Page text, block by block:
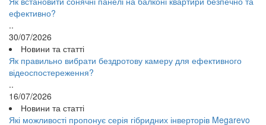
ефективно?
..
30/07/2026
Новини та статті
Як правильно вибрати бездротову камеру для ефективного
відеоспостереження?
..
16/07/2026
Новини та статті
Які можливості пропонує серія гібридних інверторів Megarevo